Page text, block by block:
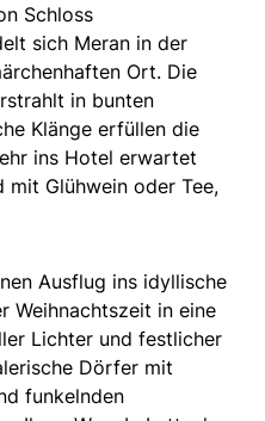
Schloss
sich Meran in der
Ort. Die
in bunten
Klänge erfüllen die
ins Hotel erwartet
mit Glühwein oder Tee,
Ausflug ins idyllische
Weihnachtszeit in eine
Lichter und festlicher
Dörfer mit
funkelnden